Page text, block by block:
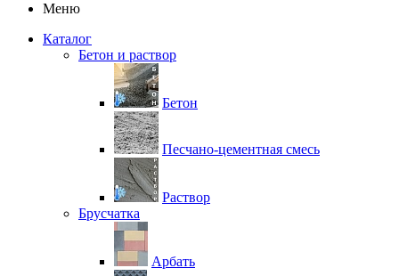
Меню
Каталог
Бетон и раствор
Бетон
Песчано-цементная смесь
Раствор
Брусчатка
Арбать